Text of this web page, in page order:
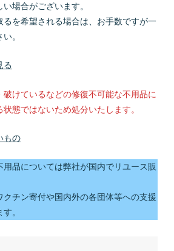
場合がございます。
るを希望される場合は、お手数ですが一
。
る
けているなどの修復不可能な不用品に
態ではないため処分いたします。
もの
品については弊社が国内でリユース販
クチン寄付や国内外の各団体等への支援
。